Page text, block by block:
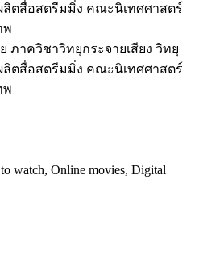
ตสื่อสตรีมมิ่ง คณะนิเทศศาสตร์
พ
ภาควิชาวิทยุกระจายเสียง วิทยุ
ตสื่อสตรีมมิ่ง คณะนิเทศศาสตร์
พ
watch, Online movies, Digital